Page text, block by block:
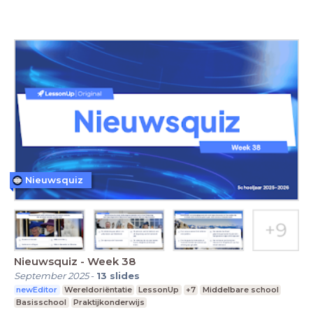
Nieuwsquiz - Week 38
September 2025- 13 slides
newEditor Wereldoriëntatie LessonUp +7
Middelbare school
Basisschool
Praktijkonderwijs
Nieuwsquiz